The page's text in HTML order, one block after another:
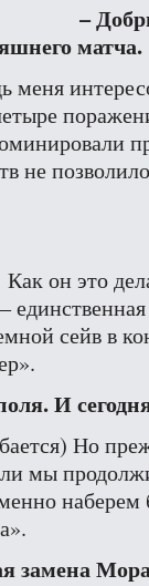
–
матча.
меня
не
он это
сейв в
И
Но
мы
наберем
замена